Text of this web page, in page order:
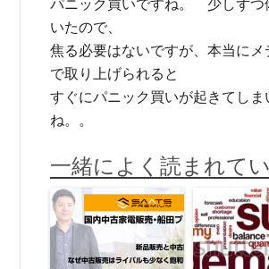
パニック買いですね。 少しずつ
いたので、
焦る必要はないですが、本当にメ
で取り上げられると
すぐにパニック買いが起きてしま
ね。。
一緒によく読まれて